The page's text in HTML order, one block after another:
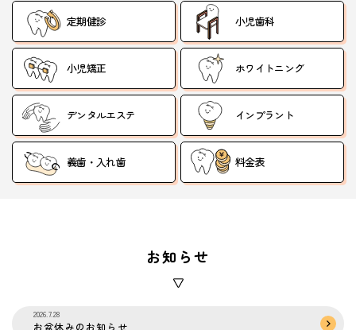
定期健診 小児歯科
小児矯正 ホワイトニング
デンタルエステ インプラント
義歯・入れ歯 料金表
お知らせ
2026.7.28
お盆休みのお知らせ